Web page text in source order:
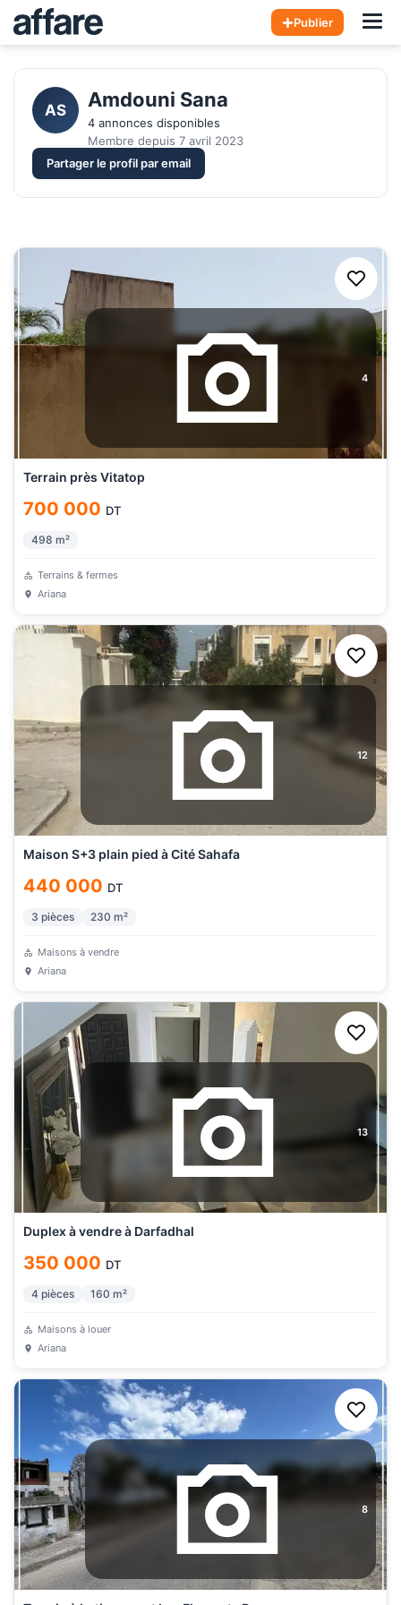
Publier
AS Amdouni Sana
4 annonces disponibles
Membre depuis 7 avril 2023
Partager le profil par email
4
Terrain près Vitatop
700 000 DT
498 m²
Terrains & fermes
Ariana
12
Maison S+3 plain pied à Cité Sahafa
440 000 DT
3 pièces 230 m²
Maisons à vendre
Ariana
13
Duplex à vendre à Darfadhal
350 000 DT
4 pièces 160 m²
Maisons à louer
Ariana
8